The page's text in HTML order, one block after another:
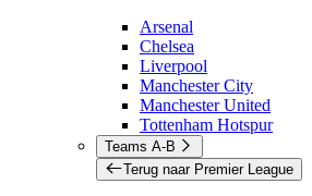
Arsenal
Chelsea
Liverpool
Manchester City
Manchester United
Tottenham Hotspur
Teams A-B
Terug naar Premier League